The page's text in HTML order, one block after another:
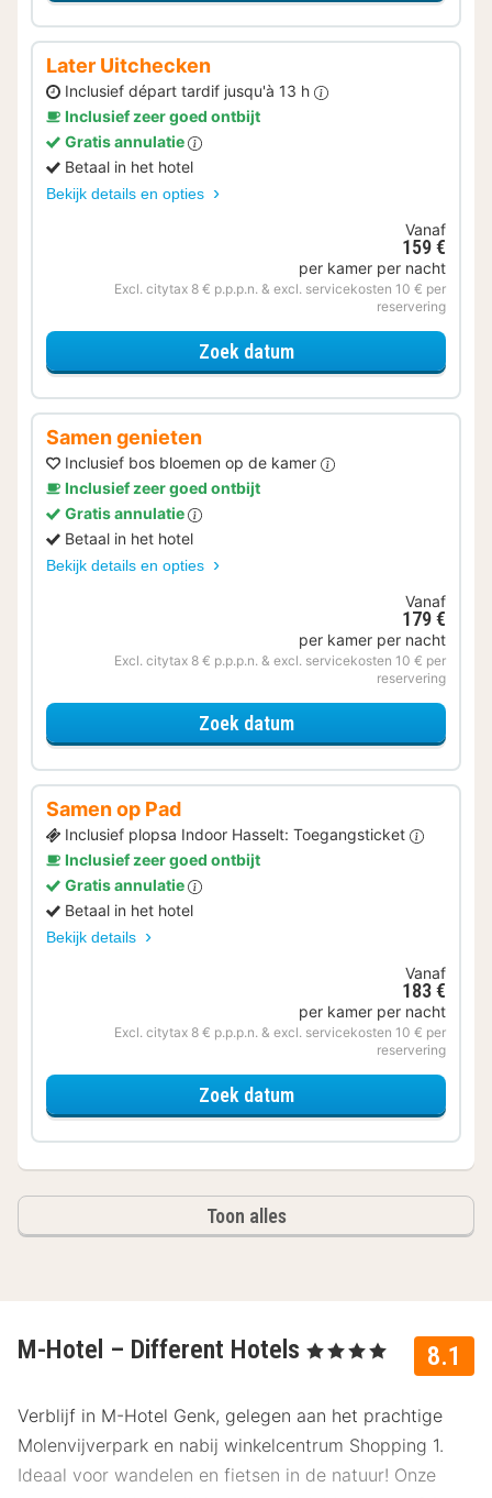
Later Uitchecken
Inclusief départ tardif jusqu'à 13 h
Inclusief zeer goed ontbijt
Gratis annulatie
Betaal in het hotel
Bekijk details en opties
Vanaf
159 €
per kamer per nacht
Excl. citytax 8 € p.p.p.n. & excl. servicekosten 10 € per
reservering
Zoek datumvoor Later Uitchecken
Samen genieten
Inclusief bos bloemen op de kamer
Inclusief zeer goed ontbijt
Gratis annulatie
Betaal in het hotel
Bekijk details en opties
Vanaf
179 €
per kamer per nacht
Excl. citytax 8 € p.p.p.n. & excl. servicekosten 10 € per
reservering
Zoek datumvoor Samen genieten
Samen op Pad
Inclusief plopsa Indoor Hasselt: Toegangsticket
Inclusief zeer goed ontbijt
Gratis annulatie
Betaal in het hotel
Bekijk details
Vanaf
183 €
per kamer per nacht
Excl. citytax 8 € p.p.p.n. & excl. servicekosten 10 € per
reservering
Zoek datumvoor Samen op Pad
Toon alles
8.1
M-Hotel – Different Hotels , 4 Sterren
Verblijf in M-Hotel Genk, gelegen aan het prachtige
Molenvijverpark en nabij winkelcentrum Shopping 1.
Ideaal voor wandelen en fietsen in de natuur! Onze